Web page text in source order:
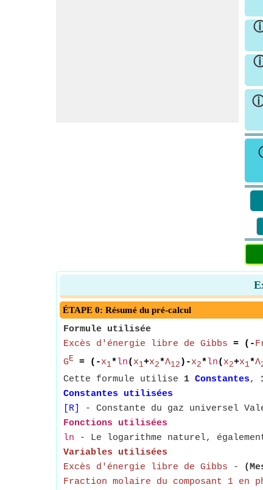
ÉTAPE 0: Résumé du pré-calcul
Formule utilisée
Excès d'énergie libre de Gibbs = (-
GE = (-x1*ln( x1+x2*Λ12 )-x2*ln( x2+x1*Λ
Cette formule utilise 1 Constantes,
Constantes utilisées
[R]
- Constante du gaz universel
Fonctions utilisées
ln - Le logarithme naturel,
Variables utilisées
Excès d'énergie libre de Gibbs -
Fraction molaire du composant 1 en